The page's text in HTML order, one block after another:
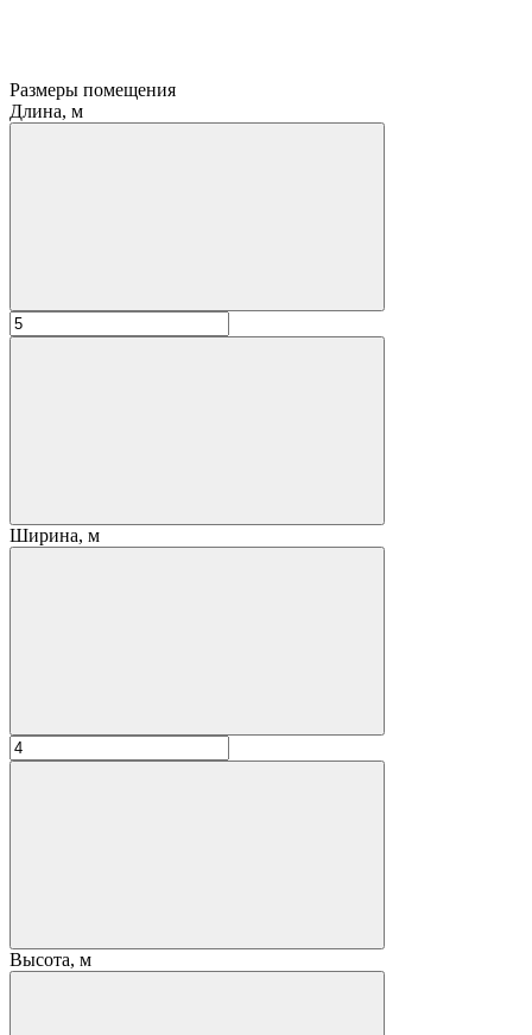
Размеры помещения
Длина, м
Ширина, м
Высота, м